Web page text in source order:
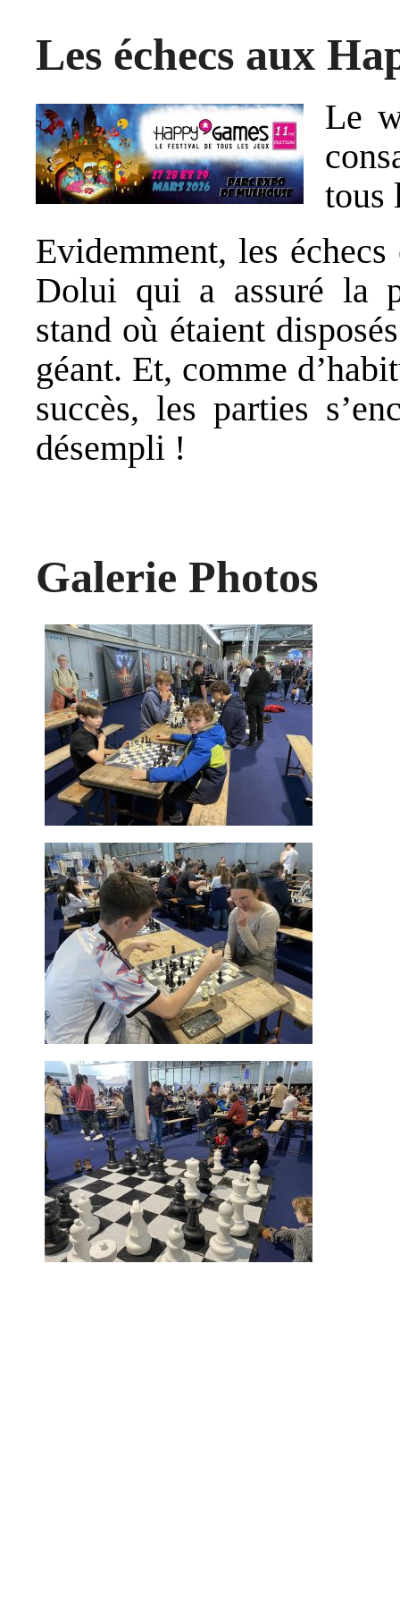
Les échecs aux
Le
tous
Evidemment, les
Dolui qui a assuré la
stand où étaient
géant. Et, comme
succès, les parties
désempli !
Galerie Photos